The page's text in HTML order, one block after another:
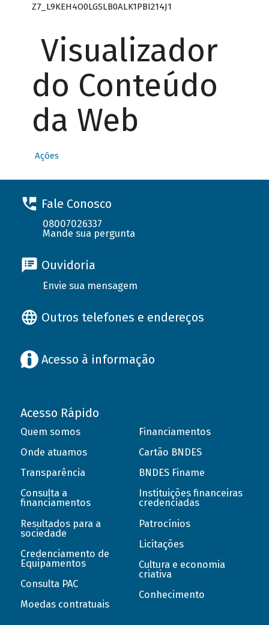
Z7_L9KEH4O0LGSLB0ALK1PBI214J1
Visualizador
do Conteúdo
da Web
Ações
Fale Conosco
08007026337
Mande sua pergunta
Ouvidoria
Envie sua mensagem
Outros telefones e endereços
Acesso à informação
Acesso Rápido
Quem somos
Onde atuamos
Transparência
Consulta a
financiamentos
Resultados para a
sociedade
Credenciamento de
Equipamentos
Consulta PAC
Moedas contratuais
Financiamentos
Cartão BNDES
BNDES Finame
Instituições financeiras
credenciadas
Patrocínios
Licitações
Cultura e economia
criativa
Conhecimento